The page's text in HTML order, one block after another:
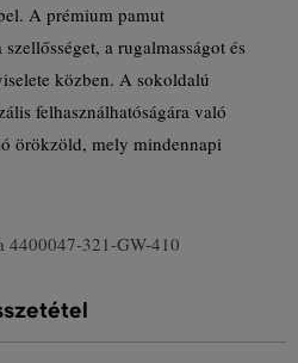
A prémium pamut
a rugalmasságot és
közben. A sokoldalú
felhasználhatóságára való
örökzöld, mely mindennapi
4400047-321-GW-410